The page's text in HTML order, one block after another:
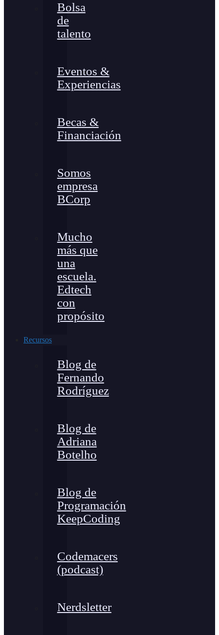
Bolsa
de
talento
Eventos &
Experiencias
Becas &
Financiación
Somos
empresa
BCorp
Mucho
más que
una
escuela.
Edtech
con
propósito
Recursos
Blog de
Fernando
Rodríguez
Blog de
Adriana
Botelho
Blog de
Programación
KeepCoding
Codemacers
(podcast)
Nerdsletter